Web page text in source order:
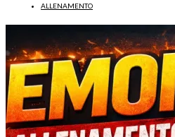
ALLENAMENTO